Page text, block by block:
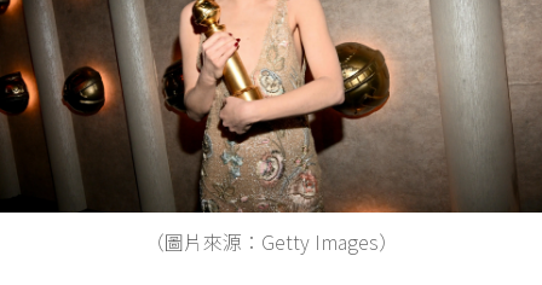
（圖片來源：Getty Images）